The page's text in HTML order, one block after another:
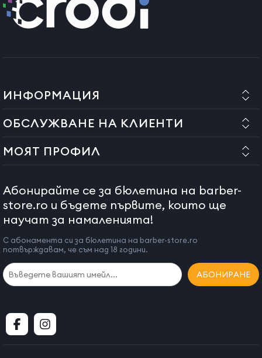
ИНФОРМАЦИЯ
ОБСЛУЖВАНЕ НА КЛИЕНТИ
МОЯТ ПРОФИЛ
Абонирайте се за бюлетина на barber-
store.ro и бъдете първите, които ще
научат за намаленията!
С абонамента си за бюлетина на barber-store.ro
потвърждавам, че съм над 18 години.
АБОНИРАНЕ